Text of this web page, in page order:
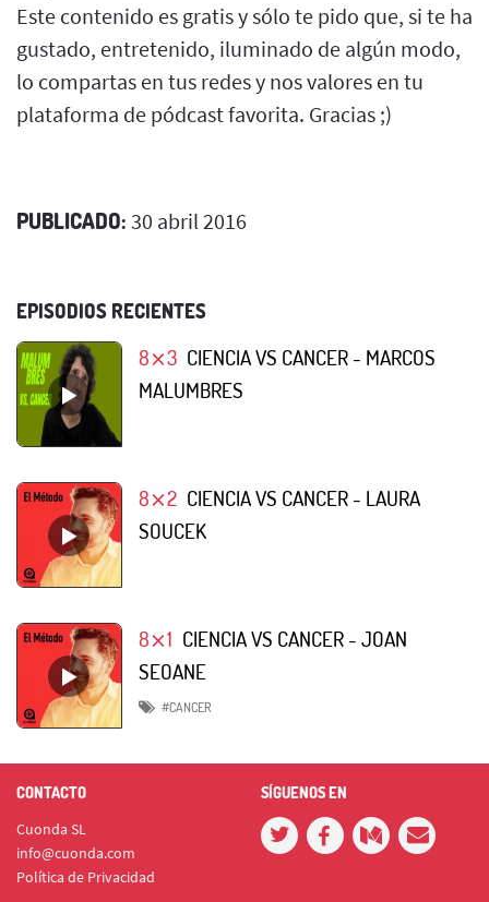
Este contenido es gratis y sólo te pido que, si te ha
gustado, entretenido, iluminado de algún modo,
lo compartas en tus redes y nos valores en tu
plataforma de pódcast favorita. Gracias ;)
PUBLICADO: 30 abril 2016
EPISODIOS RECIENTES
8⨯3 CIENCIA VS CANCER - MARCOS
MALUMBRES
8⨯2 CIENCIA VS CANCER - LAURA
SOUCEK
8⨯1 CIENCIA VS CANCER - JOAN
SEOANE
#CANCER
CONTACTO
Cuonda SL
info@cuonda.com
Política de Privacidad
SÍGUENOS EN